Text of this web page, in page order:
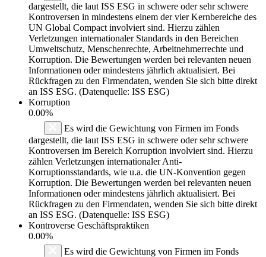
dargestellt, die laut ISS ESG in schwere oder sehr schwere
Kontroversen in mindestens einem der vier Kernbereiche des
UN Global Compact involviert sind. Hierzu zählen
Verletzungen internationaler Standards in den Bereichen
Umweltschutz, Menschenrechte, Arbeitnehmerrechte und
Korruption. Die Bewertungen werden bei relevanten neuen
Informationen oder mindestens jährlich aktualisiert. Bei
Rückfragen zu den Firmendaten, wenden Sie sich bitte direkt
an ISS ESG. (Datenquelle: ISS ESG)
Korruption
0.00%
Es wird die Gewichtung von Firmen im Fonds
dargestellt, die laut ISS ESG in schwere oder sehr schwere
Kontroversen im Bereich Korruption involviert sind. Hierzu
zählen Verletzungen internationaler Anti-
Korruptionsstandards, wie u.a. die UN-Konvention gegen
Korruption. Die Bewertungen werden bei relevanten neuen
Informationen oder mindestens jährlich aktualisiert. Bei
Rückfragen zu den Firmendaten, wenden Sie sich bitte direkt
an ISS ESG. (Datenquelle: ISS ESG)
Kontroverse Geschäftspraktiken
0.00%
Es wird die Gewichtung von Firmen im Fonds